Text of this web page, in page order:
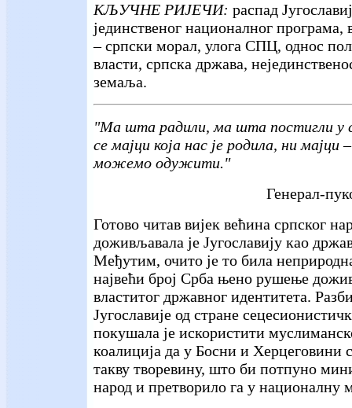
КЉУЧНЕ РИЈЕЧИ: распад
јединственог националног програма,
– српски морал, улога СПЦ, однос
власти, српска држава,
земаља.
"Ма шта радили, ма шта постигли у
се мајци која нас је родила, ни мајци
можемо одужити."
Генерал-
Готово читав вијек већина српског
доживљавала је Југославију као
Међутим, очито је то била
највећи број Срба њено рушење
властитог државног идентитета.
Југославије од стране
покушала је искористити
коалиција да у Босни и Херцеговини
такву творевину, што би потпуно
народ и претворило га у националну